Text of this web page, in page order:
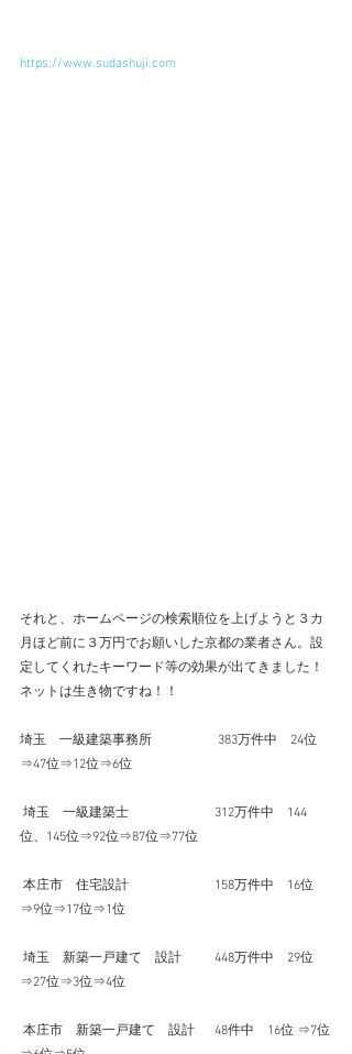
https://www.sudashuji.com
それと、ホームページの検索順位を上げようと３カ
月ほど前に３万円でお願いした京都の業者さん。設
定してくれたキーワード等の効果が出てきました！
ネットは生き物ですね！！
埼玉　一級建築事務所　　　　　383万件中　24位
⇒47位⇒12位⇒6位
位、145位⇒92位⇒87位⇒77位
⇒9位⇒17位⇒1位
⇒27位⇒3位⇒4位